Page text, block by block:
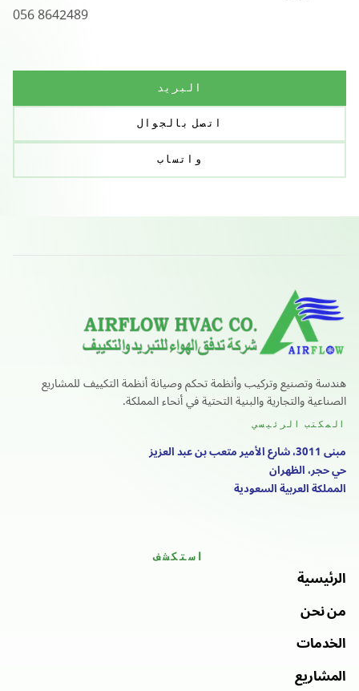
056 8642489
البريد
اتصل بالجوال
واتساب
هندسة وتصنيع وتركيب وأنظمة تحكم وصيانة أنظمة التكييف للمشاريع
الصناعية والتجارية والبنية التحتية في أنحاء المملكة.
المكتب الرئيسي
مبنى 3011، شارع الأمير متعب بن عبد العزيز
حي حجر، الظهران
المملكة العربية السعودية
استكشف
الرئيسية
من نحن
الخدمات
المشاريع